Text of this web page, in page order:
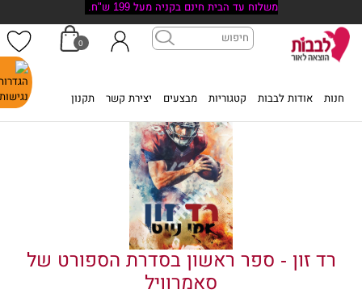
משלוח עד הבית חינם בקניה מעל 199 ש"ח.
חנות אודות לבבות קטגוריות מבצעים יצירת קשר תקנון
0
רד זון - ספר ראשון בסדרת הספורט של
סאמרוויל